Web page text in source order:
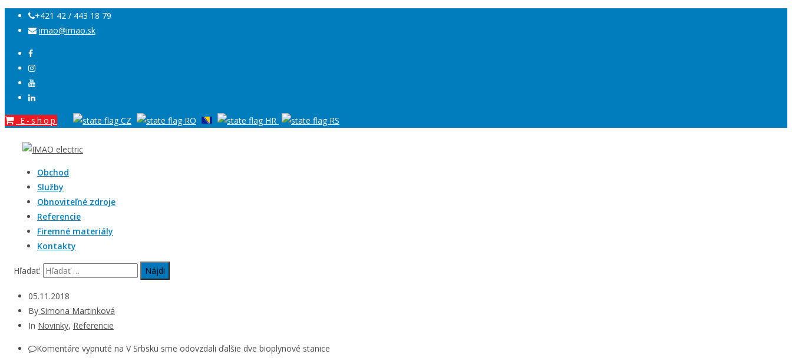
+421 42 / 443 18 79
imao@imao.sk
E-shop
Obchod
Služby
Obnoviteľné zdroje
Referencie
Firemné materiály
Kontakty
Hľadať:
05.11.2018
By Simona Martinková
In Novinky, Referencie
Komentáre vypnuté na V Srbsku sme odovzdali ďalšie dve bioplynové stanice